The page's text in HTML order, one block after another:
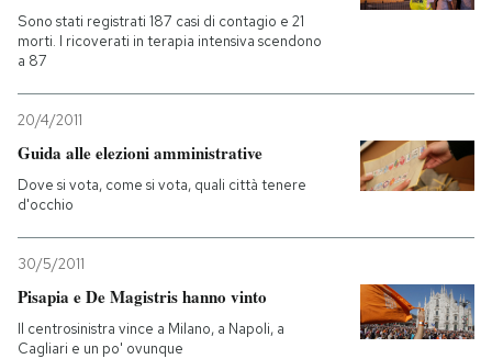
Sono stati registrati 187 casi di contagio e 21
morti. I ricoverati in terapia intensiva scendono
a 87
20/4/2011
Guida alle elezioni amministrative
Dove si vota, come si vota, quali città tenere
d'occhio
30/5/2011
Pisapia e De Magistris hanno vinto
Il centrosinistra vince a Milano, a Napoli, a
Cagliari e un po' ovunque